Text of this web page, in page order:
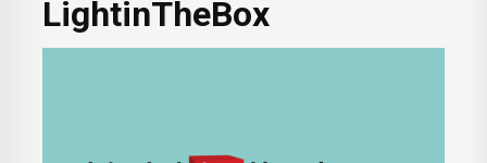
LightinTheBox